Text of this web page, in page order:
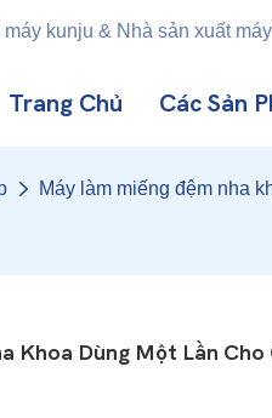
kunju & Nhà sản xuất
Trang Chủ Các Sản
Máy làm miếng đệm nha
Khoa Dùng Một Lần Cho